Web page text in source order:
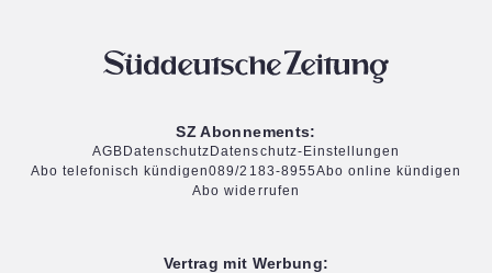
SZ Abonnements:
AGB Datenschutz Datenschutz-Einstellungen
Abo telefonisch kündigen089/2183-8955Abo online kündigen
Abo widerrufen
Vertrag mit Werbung: